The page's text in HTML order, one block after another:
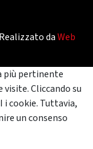
daWeb
più pertinente
Cliccando su
cookie. Tuttavia,
un consenso